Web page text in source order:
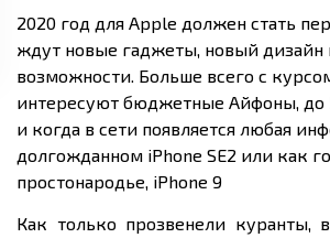
2020 год для Apple должен стать
ждут новые гаджеты, новый дизайн
возможности. Больше всего с
интересуют бюджетные Айфоны, до
и когда в сети появляется любая
долгожданном iPhone SE2 или как
простонародье, iPhone 9
Как только прозвенели куранты,